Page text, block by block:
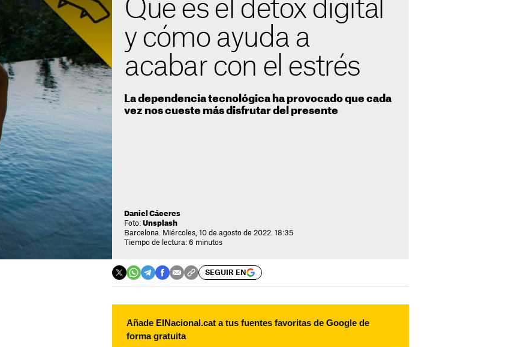
Qué es el detox digital
y cómo ayuda a
acabar con el estrés
La dependencia tecnológica ha provocado que cada
vez nos cueste más disfrutar del presente
Daniel Cáceres
Foto: Unsplash
Barcelona. Miércoles, 10 de agosto de 2022. 18:35
Tiempo de lectura: 6 minutos
SEGUIR EN
Añade ElNacional.cat a tus fuentes favoritas de Google de
forma gratuita